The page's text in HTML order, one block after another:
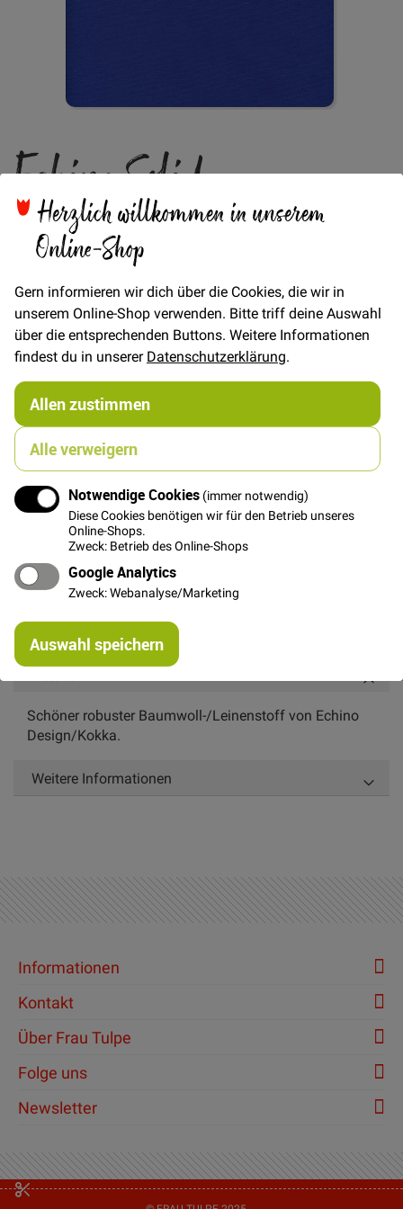
Herzlich willkommen in unserem
Online-Shop
Gern informieren wir dich über die Cookies, die wir in
unserem Online-Shop verwenden. Bitte triff deine Auswahl
über die entsprechenden Buttons. Weitere Informationen
findest du in unsererDatenschutzerklärung.
Allen zustimmen
Alle verweigern
Notwendige Cookies (immer notwendig)
Diese Cookies benötigen wir für den Betrieb unseres
Online-Shops.
Zweck: Betrieb des Online-Shops
Google Analytics
Zweck: Webanalyse/Marketing
Auswahl speichern
der
Bildgalerie
springen
Echino Solid -
Cobaltblue
Artikel
für
Produkt
€/Meter(Freie Eingabe)
22,00 €
FAT QUARTER(ca. 50 x 55 cm)
6,00 €
In den Warenkorb
Schöner robuster Baumwoll-/Leinenstoff von Echino
Design/Kokka.
Weitere Informationen
Informationen
Kontakt
Über Frau Tulpe
Folge uns
Newsletter